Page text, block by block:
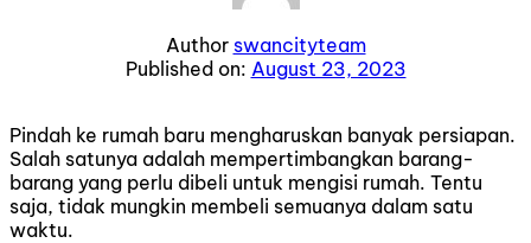
Author swancityteam
Published on: August 23, 2023
Pindah ke rumah baru mengharuskan banyak persiapan.
Salah satunya adalah mempertimbangkan barang-
barang yang perlu dibeli untuk mengisi rumah. Tentu
saja, tidak mungkin membeli semuanya dalam satu
waktu.